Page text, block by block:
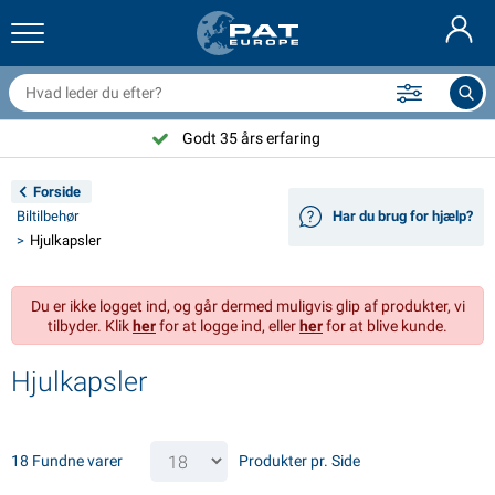
& tilbehør
udstyr til trailer
Belysning
Belysning Aspöck
Belysning Radex
belysning for tilhengere
indvendig
& solprodukter
& 24V tilbehør
og topbetræk
& autocamper udvendig
& bobil invendig
til gas
og beslag
og sjækler
og vedligeholdelse
Brandslukker & brandtæpper
produkter
Nederlands
Deutsch
English
Svenska
Norsk
Godt 35 års erfaring
Forside
Biltilbehør
Hjulkapsler
Har du brug for hjælp?
Du er ikke logget ind, og går dermed muligvis glip af produkter, vi
tilbyder. Klikherfor at logge ind, ellerherfor at blive kunde.
Hjulkapsler
18 Fundne varer Produkter pr. Side